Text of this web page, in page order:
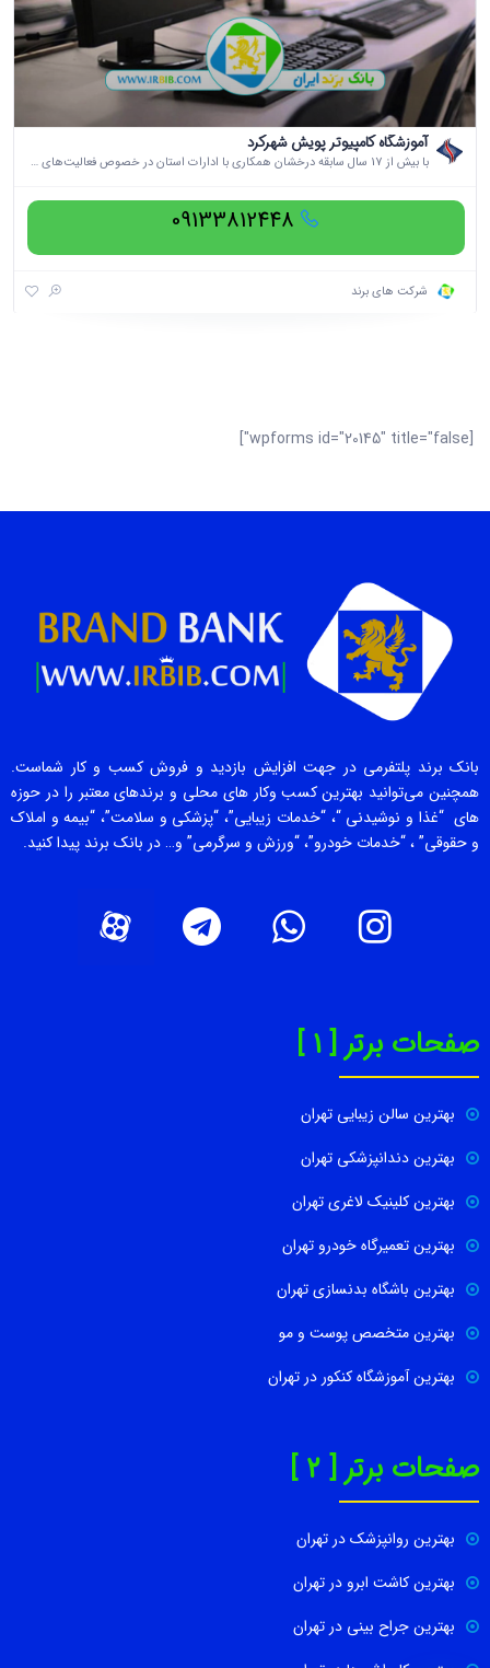
آموزشگاه کامپیوتر پویش شهرکرد
با بیش از 17 سال سابقه درخشان همکاری با ادارات استان در خصوص فعالیت‌های فروش انواع لپ تاپ، کامپیوتر، آموزش فناوری اطلاعات و ارتباطات
09133812448
شرکت های برند
[wpforms id="20145" title="false"]
بانک برند پلتفرمی در جهت افزایش بازدید و فروش کسب و کار شماست.
همچنین می‌توانید بهترین کسب وکار های محلی و برندهای معتبر را در حوزه
های “غذا و نوشیدنی “، “خدمات زیبایی”، “پزشکی و سلامت”، “بیمه و املاک
و حقوقی” ، “خدمات خودرو”، “ورزش و سرگرمی” و… در بانک برند پیدا کنید.
صفحات برتر [ 1 ]
بهترین سالن زیبایی تهران
بهترین دندانپزشکی تهران
بهترین کلینیک لاغری تهران
بهترین تعمیرگاه خودرو تهران
بهترین باشگاه بدنسازی تهران
بهترین متخصص پوست و مو
بهترین آموزشگاه کنکور در تهران
صفحات برتر [ 2 ]
بهترین روانپزشک در تهران
بهترین کاشت ابرو در تهران
بهترین جراح بینی در تهران